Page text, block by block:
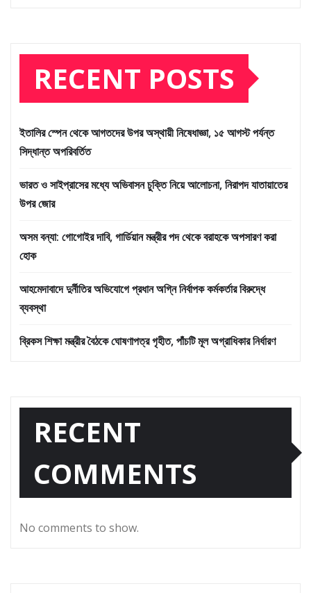
RECENT POSTS
ইতালির স্পেন থেকে আগতদের উপর অস্থায়ী নিষেধাজ্ঞা, ১৫ আগস্ট পর্যন্ত
সিদ্ধান্ত অপরিবর্তিত
ভারত ও সাইপ্রাসের মধ্যে অভিবাসন চুক্তি নিয়ে আলোচনা, নিরাপদ যাতায়াতের
উপর জোর
অসম বন্যা: গোগোইর দাবি, গার্ডিয়ান মন্ত্রীর পদ থেকে বরাহকে অপসারণ করা
হোক
আহমেদাবাদে দুর্নীতির অভিযোগে প্রধান অগ্নি নির্বাপক কর্মকর্তার বিরুদ্ধে
ব্যবস্থা
ব্রিকস শিক্ষা মন্ত্রীর বৈঠকে ঘোষণাপত্র গৃহীত, পাঁচটি মূল অগ্রাধিকার নির্ধারণ
RECENT
COMMENTS
No comments to show.